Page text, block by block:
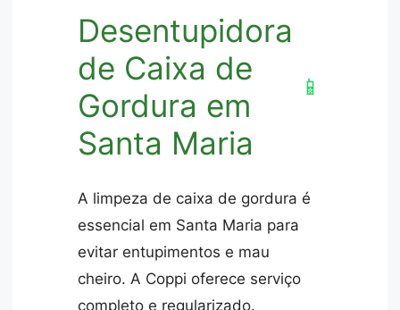
Desentupidora
de Caixa de
Gordura em
Santa Maria
📱
A limpeza de caixa de gordura é
essencial em Santa Maria para
evitar entupimentos e mau
cheiro. A Coppi oferece serviço
completo e regularizado.